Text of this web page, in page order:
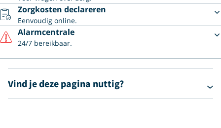
Zorgkosten declareren
Eenvoudig online.
Alarmcentrale
24/7 bereikbaar.
Vind je deze pagina nuttig?